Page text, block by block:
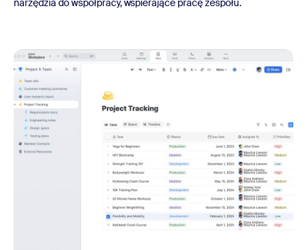
narzędzia do współpracy, wspierające pracę zespołu.